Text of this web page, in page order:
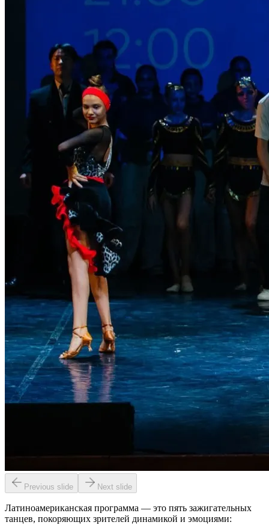
Previous slide Next slide
Латиноамериканская программа — это пять зажигательных
танцев, покоряющих зрителей динамикой и эмоциями: